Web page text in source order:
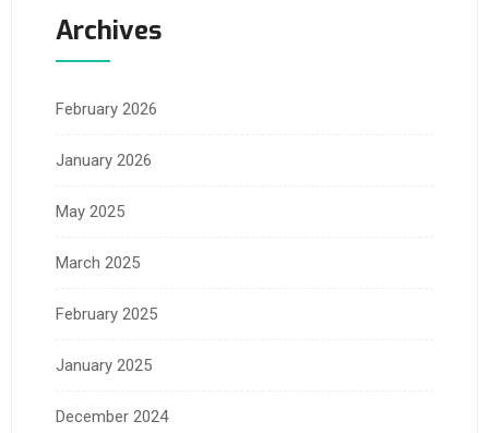
Archives
February 2026
January 2026
May 2025
March 2025
February 2025
January 2025
December 2024